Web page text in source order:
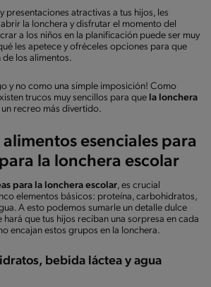
presentaciones atractivas a tus hijos, les
la lonchera y disfrutar el momento del
a los niños en la planificación puede ser muy
les apetece y ofréceles opciones para que
los alimentos.
y no como una simple imposición! Como
trucos muy sencillos para que la lonchera
recreo más divertido.
alimentos esenciales para
la lonchera escolar
para la lonchera escolar, es crucial
elementos básicos: proteína, carbohidratos,
A esto podemos sumarle un detalle dulce
hará que tus hijos reciban una sorpresa en cada
encajan estos grupos en la lonchera.
bebida láctea y agua